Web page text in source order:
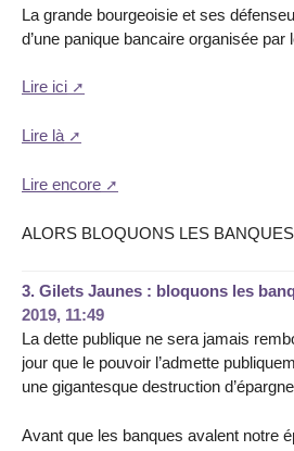
La grande bourgeoisie et ses
d’une panique bancaire organisée par
Lire ici
Lire là
Lire encore
ALORS BLOQUONS LES
3. Gilets Jaunes : bloquons les
2019, 11:49
La dette publique ne sera jamais
jour que le pouvoir l’admette
une gigantesque destruction
Avant que les banques avalent notre